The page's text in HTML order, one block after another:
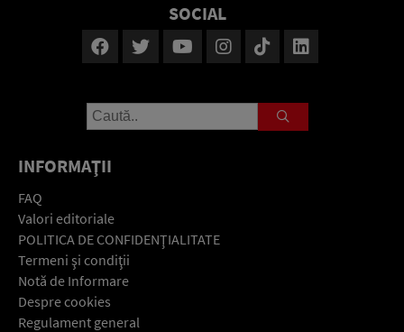
SOCIAL
INFORMAŢII
FAQ
Valori editoriale
POLITICA DE CONFIDENŢIALITATE
Termeni şi condiţii
Notă de Informare
Despre cookies
Regulament general